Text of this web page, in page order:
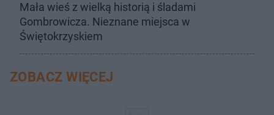
Mała wieś z wielką historią i śladami
Gombrowicza. Nieznane miejsca w
Świętokrzyskiem
ZOBACZ WIĘCEJ